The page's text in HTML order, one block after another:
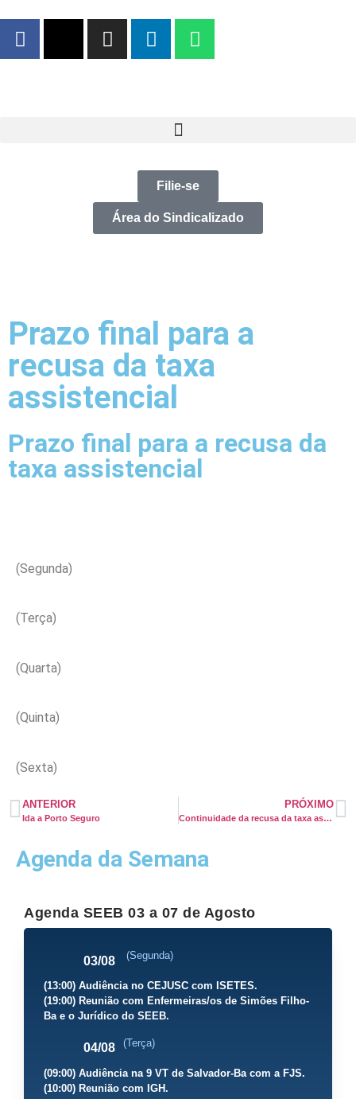
Filie-se
Área do Sindicalizado
Prazo final para a
recusa da taxa
assistencial
Prazo final para a recusa da
taxa assistencial
(Segunda)
(Terça)
(Quarta)
(Quinta)
(Sexta)
ANTERIOR
Ida a Porto Seguro
PRÓXIMO
Continuidade da recusa da taxa assistencial
Agenda da Semana
Agenda SEEB 03 a 07 de Agosto
03/08 (Segunda)
(13:00) Audiência no CEJUSC com ISETES.
(19:00) Reunião com Enfermeiras/os de Simões Filho-
Ba e o Jurídico do SEEB.
04/08 (Terça)
(09:00) Audiência na 9 VT de Salvador-Ba com a FJS.
(10:00) Reunião com IGH.